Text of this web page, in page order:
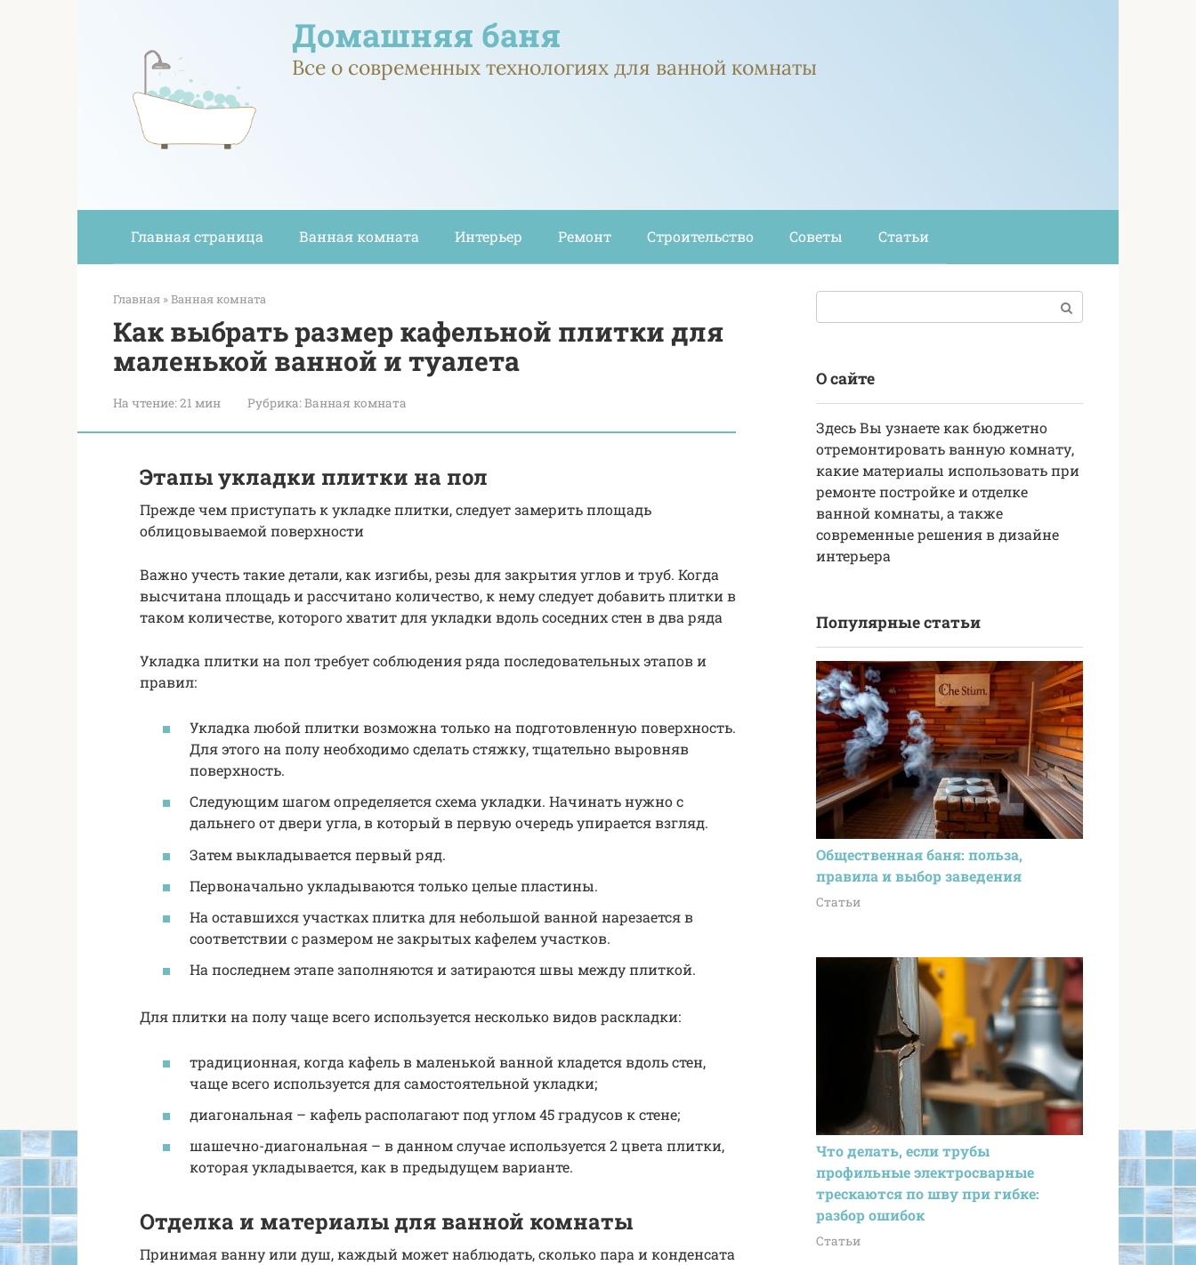
Домашняя баня
Все о современных технологиях для ванной комнаты
Главная страница Ванная комната Интерьер Ремонт Строительство Советы Статьи
Главная »Ванная комната
Как выбрать размер кафельной плитки для
маленькой ванной и туалета
На чтение:21 мин Рубрика:Ванная комната
Этапы укладки плитки на пол
Прежде чем приступать к укладке плитки, следует замерить площадь
облицовываемой поверхности
Важно учесть такие детали, как изгибы, резы для закрытия углов и труб. Когда
высчитана площадь и рассчитано количество, к нему следует добавить плитки в
таком количестве, которого хватит для укладки вдоль соседних стен в два ряда
Укладка плитки на пол требует соблюдения ряда последовательных этапов и
правил:
Укладка любой плитки возможна только на подготовленную поверхность.
Для этого на полу необходимо сделать стяжку, тщательно выровняв
поверхность.
Следующим шагом определяется схема укладки. Начинать нужно с
дальнего от двери угла, в который в первую очередь упирается взгляд.
Затем выкладывается первый ряд.
Первоначально укладываются только целые пластины.
На оставшихся участках плитка для небольшой ванной нарезается в
соответствии с размером не закрытых кафелем участков.
На последнем этапе заполняются и затираются швы между плиткой.
Для плитки на полу чаще всего используется несколько видов раскладки:
традиционная, когда кафель в маленькой ванной кладется вдоль стен,
чаще всего используется для самостоятельной укладки;
диагональная – кафель располагают под углом 45 градусов к стене;
шашечно-диагональная – в данном случае используется 2 цвета плитки,
которая укладывается, как в предыдущем варианте.
Отделка и материалы для ванной комнаты
Принимая ванну или душ, каждый может наблюдать, сколько пара и конденсата
О сайте
Здесь Вы узнаете как бюджетно
отремонтировать ванную комнату,
какие материалы использовать при
ремонте постройке и отделке
ванной комнаты, а также
современные решения в дизайне
интерьера
Популярные статьи
Общественная баня: польза,
правила и выбор заведения
Статьи
Что делать, если трубы
профильные электросварные
трескаются по шву при гибке:
разбор ошибок
Статьи